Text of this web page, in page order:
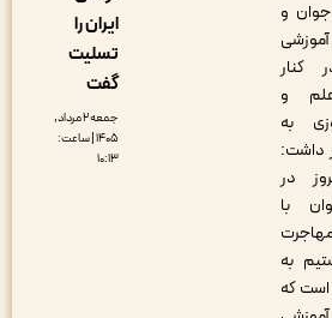
جمعه ۲ مرداد,
۱۴۰۵ | ساعت: